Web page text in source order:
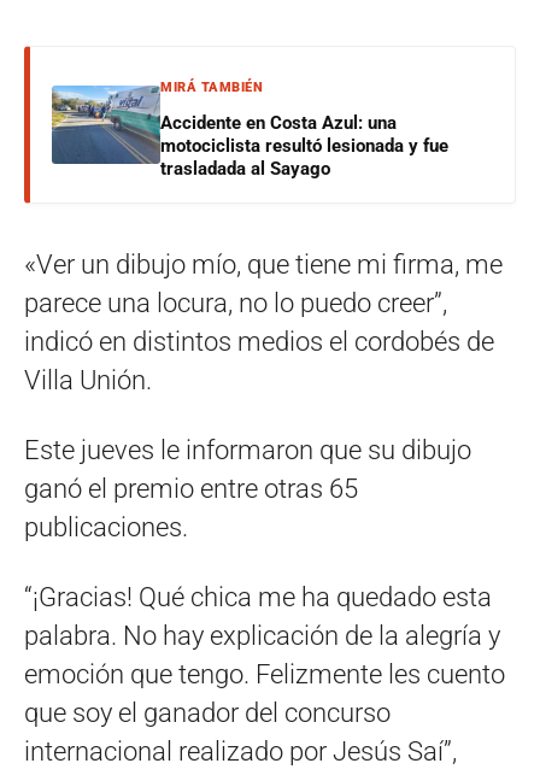
MIRÁ TAMBIÉN
Accidente en Costa Azul: una
motociclista resultó lesionada y fue
trasladada al Sayago
«Ver un dibujo mío, que tiene mi firma, me
parece una locura, no lo puedo creer”,
indicó en distintos medios el cordobés de
Villa Unión.
Este jueves le informaron que su dibujo
ganó el premio entre otras 65
publicaciones.
“¡Gracias! Qué chica me ha quedado esta
palabra. No hay explicación de la alegría y
emoción que tengo. Felizmente les cuento
que soy el ganador del concurso
internacional realizado por Jesús Saí”,